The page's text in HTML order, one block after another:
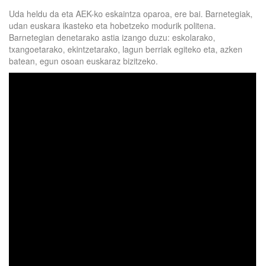
Uda heldu da eta AEK-ko eskaintza oparoa, ere bai. Barnetegiak,
udan euskara ikasteko eta hobetzeko modurik politena.
Barnetegian denetarako astia izango duzu: eskolarako,
txangoetarako, ekintzetarako, lagun berriak egiteko eta, azken
batean, egun osoan euskaraz bizitzeko.